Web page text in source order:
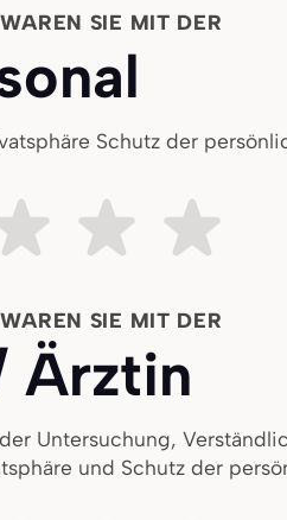
SIE MIT DER
Schutz der
unzufrieden
Teils teils Ziemlich
SIE MIT DER
Ärztin
Untersuchung,
und Schutz der